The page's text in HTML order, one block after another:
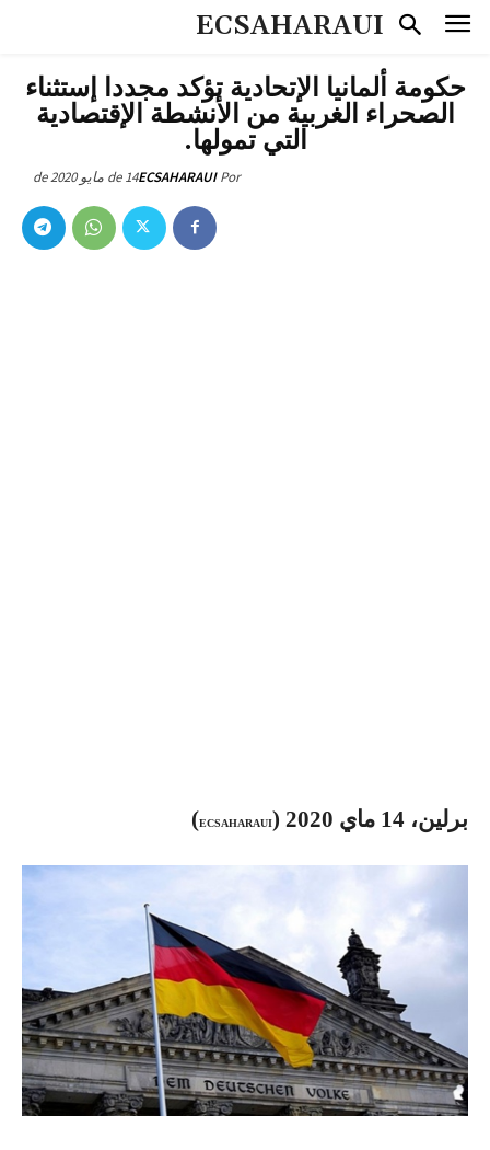
ECSAHARAUI
حكومة ألمانيا الإتحادية تؤكد مجددا إستثناء
الصحراء الغربية من الأنشطة الإقتصادية
التي تمولها.
Por
ECSAHARAUI14 de مايو de 2020
برلين، 14 ماي 2020 ( ECSAHARAUI
)